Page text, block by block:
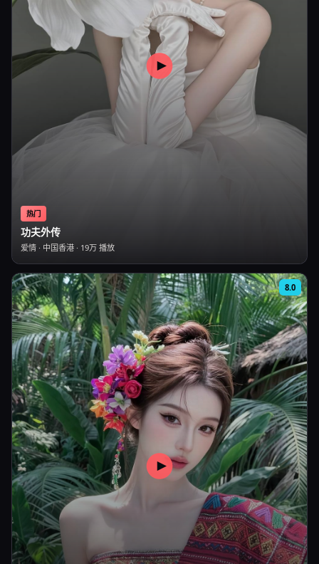
热门
功夫外传
爱情 · 中国香港 · 19万 播放
8.0